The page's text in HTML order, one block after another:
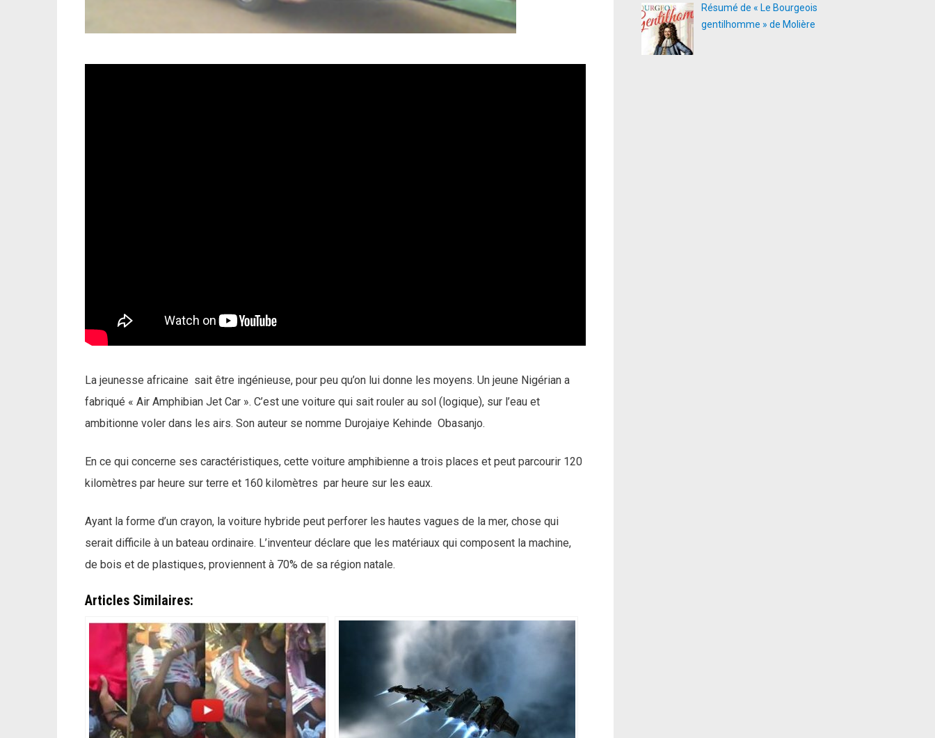
La jeunesse africaine sait être ingénieuse, pour peu qu’on lui donne les moyens. Un jeune Nigérian a
fabriqué « Air Amphibian Jet Car ». C’est une voiture qui sait rouler au sol (logique), sur l’eau et
ambitionne voler dans les airs. Son auteur se nomme Durojaiye Kehinde Obasanjo.
En ce qui concerne ses caractéristiques, cette voiture amphibienne a trois places et peut parcourir 120
kilomètres par heure sur terre et 160 kilomètres par heure sur les eaux.
Ayant la forme d’un crayon, la voiture hybride peut perforer les hautes vagues de la mer, chose qui
serait difficile à un bateau ordinaire. L’inventeur déclare que les matériaux qui composent la machine,
de bois et de plastiques, proviennent à 70% de sa région natale.
Articles Similaires:
Résumé de « Le Bourgeois
gentilhomme » de Molière